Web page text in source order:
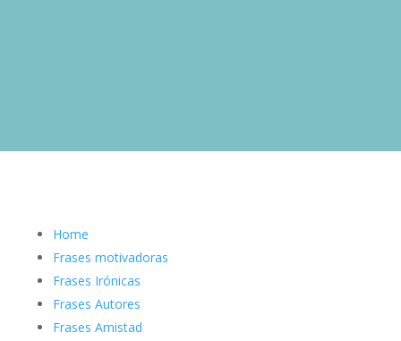
Home
Frases motivadoras
Frases Irónicas
Frases Autores
Frases Amistad